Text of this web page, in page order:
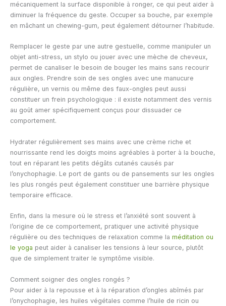
mécaniquement la surface disponible à ronger, ce qui peut aider à
diminuer la fréquence du geste. Occuper sa bouche, par exemple
en mâchant un chewing-gum, peut également détourner l’habitude.
Remplacer le geste par une autre gestuelle, comme manipuler un
objet anti-stress, un stylo ou jouer avec une mèche de cheveux,
permet de canaliser le besoin de bouger les mains sans recourir
aux ongles. Prendre soin de ses ongles avec une manucure
régulière, un vernis ou même des faux-ongles peut aussi
constituer un frein psychologique : il existe notamment des vernis
au goût amer spécifiquement conçus pour dissuader ce
comportement.
Hydrater régulièrement ses mains avec une crème riche et
nourrissante rend les doigts moins agréables à porter à la bouche,
tout en réparant les petits dégâts cutanés causés par
l’onychophagie. Le port de gants ou de pansements sur les ongles
les plus rongés peut également constituer une barrière physique
temporaire efficace.
Enfin, dans la mesure où le stress et l’anxiété sont souvent à
l’origine de ce comportement, pratiquer une activité physique
régulière ou des techniques de relaxation comme la méditation ou
le yoga peut aider à canaliser les tensions à leur source, plutôt
que de simplement traiter le symptôme visible.
Comment soigner des ongles rongés ?
Pour aider à la repousse et à la réparation d’ongles abîmés par
l’onychophagie, les huiles végétales comme l’huile de ricin ou